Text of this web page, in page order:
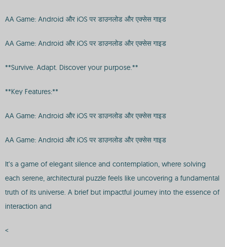
AA Game: Android और iOS पर डाउनलोड और एक्सेस गाइड
AA Game: Android और iOS पर डाउनलोड और एक्सेस गाइड
**Survive. Adapt. Discover your purpose.**
**Key Features:**
AA Game: Android और iOS पर डाउनलोड और एक्सेस गाइड
AA Game: Android और iOS पर डाउनलोड और एक्सेस गाइड
It’s a game of elegant silence and contemplation, where solving
each serene, architectural puzzle feels like uncovering a fundamental
truth of its universe. A brief but impactful journey into the essence of
interaction and
<